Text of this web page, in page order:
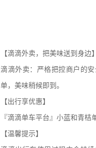
【滴滴外卖，把美味送到身边】
滴滴外卖：严格把控商户的
单，美味稍候即到。
【出行享优惠】
『滴滴单车平台』小蓝和青桔
【温馨提示】